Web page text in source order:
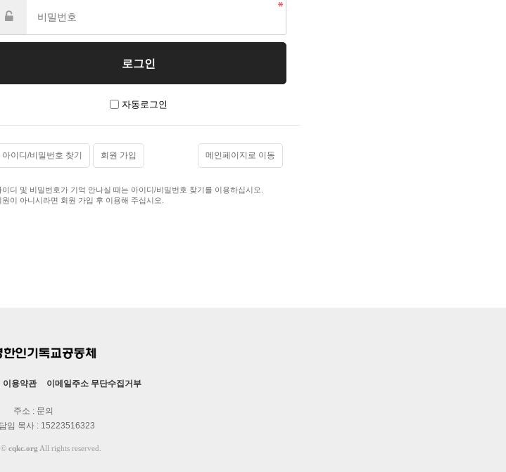
자동로그인
아이디/비밀번호 찾기 회원 가입 메인페이지로 이동
이디 및 비밀번호가 기억 안나실 때는 아이디/비밀번호 찾기를 이용하십시오.
원이 아니시라면 회원 가입 후 이용해 주십시오.
이용약관 이메일주소 무단수집거부
주소 : 문의
임 목사 : 15223516323
cqkc.org All rights reserved.